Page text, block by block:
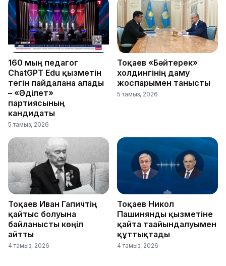
160 мың педагог
ChatGPT Edu қызметін
тегін пайдалана алады
– «Әділет»
партиясының
кандидаты
5 тамыз, 2026
Тоқаев «Бәйтерек»
холдингінің даму
жоспарымен танысты
5 тамыз, 2026
Тоқаев Иван Гапичтің
қайтыс болуына
байланысты көңіл
айтты
4 тамыз, 2026
Тоқаев Никол
Пашинянды қызметіне
қайта тағайындалуымен
құттықтады
4 тамыз, 2026